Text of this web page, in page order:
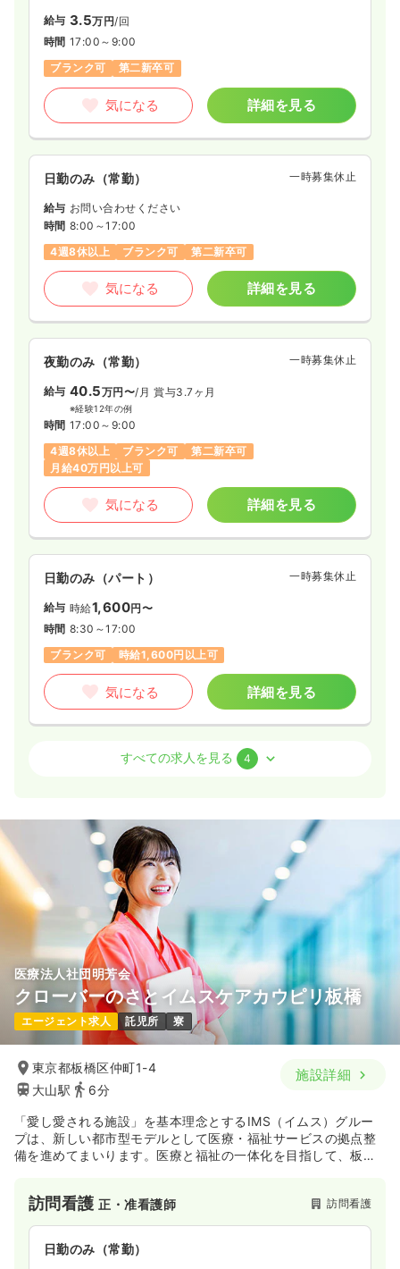
給与 3.5万円/回
時間 17:00～9:00
ブランク可
第二新卒可
気になる 詳細を見る
日勤のみ（常勤） 一時募集休止
給与 お問い合わせください
時間 8:00～17:00
4週8休以上
ブランク可 第二新卒可
気になる 詳細を見る
夜勤のみ（常勤） 一時募集休止
給与 40.5万円〜/月 賞与3.7ヶ月
※経験12年の例
時間 17:00～9:00
4週8休以上
ブランク可
第二新卒可
月給40万円以上可
気になる 詳細を見る
日勤のみ（パート） 一時募集休止
給与 時給1,600円〜
時間 8:30～17:00
ブランク可
時給1,600円以上可
気になる 詳細を見る
24.6 万円〜/月 賞与3.7ヶ月
※経験7年の例
8:30～17:30（休憩60分）
4週8休以上
ブランク可 月給24万円以上可
気になる 詳細を見る
2交代（常勤） 一時募集休止
給与 24.6万円〜/月 賞与3.7ヶ月
※経験7年の例
時間 8:30～17:00
4週8休以上
気になる 詳細を見る
日勤のみ（常勤） 一時募集休止
給与 32.2 万円 /月
すべての求人を見る 4
医療法人社団明芳会
クローバーのさとイムスケアカウピリ板橋
エージェント求人 託児所 寮
東京都板橋区仲町1-4
大山駅
6分
施設詳細
「愛し愛される施設」を基本理念とするIMS（イムス）グルー
プは、新しい都市型モデルとして医療・福祉サービスの拠点整
備を進めてまいります。医療と福祉の一体化を目指して、板橋
訪問看護正・准看護師 訪問看護
日勤のみ（常勤）